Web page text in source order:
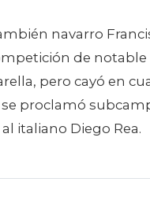
navarro
de notable
pero cayó en
proclamó
italiano Diego Rea.